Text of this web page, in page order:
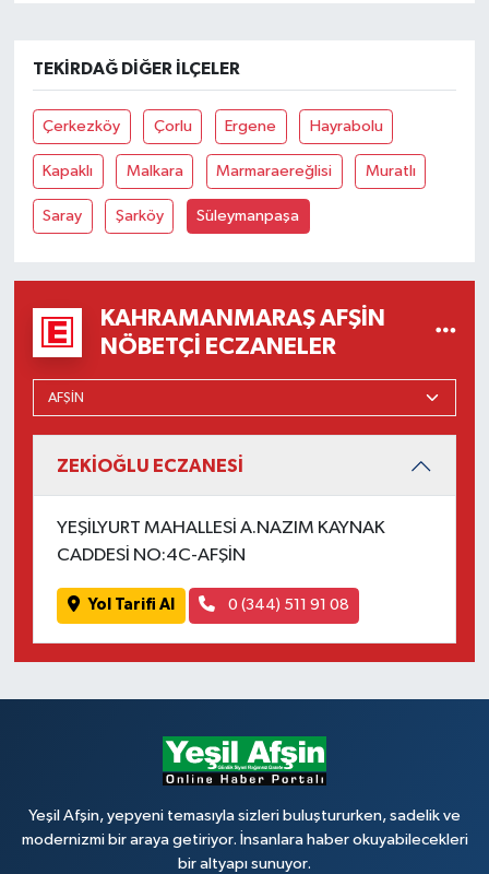
TEKIRDAĞ DIĞER İLÇELER
Çerkezköy Çorlu Ergene Hayrabolu
Kapaklı Malkara Marmaraereğlisi Muratlı
Saray Şarköy Süleymanpaşa
KAHRAMANMARAŞ AFŞIN
NÖBETÇI ECZANELER
ZEKİOĞLU ECZANESİ
YEŞİLYURT MAHALLESİ A.NAZIM KAYNAK
CADDESİ NO:4C-AFŞİN
Yol Tarifi Al 0 (344) 511 91 08
Yeşil Afşin, yepyeni temasıyla sizleri buluştururken, sadelik ve
modernizmi bir araya getiriyor. İnsanlara haber okuyabilecekleri
bir altyapı sunuyor.